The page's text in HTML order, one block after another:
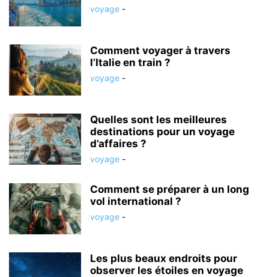
voyage -
Comment voyager à travers
l’Italie en train ?
voyage -
Quelles sont les meilleures
destinations pour un voyage
d’affaires ?
voyage -
Comment se préparer à un long
vol international ?
voyage -
Les plus beaux endroits pour
observer les étoiles en voyage